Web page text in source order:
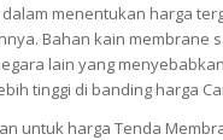
menentukan harga
Bahan kain membrane
lain yang
tinggi di banding harga
untuk harga Tenda